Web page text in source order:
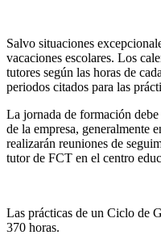
Salvo situaciones
vacaciones escolares. Los
tutores según las horas de
periodos citados para las
La jornada de formación
de la empresa, generalmente
realizarán reuniones de
tutor de FCT en el centro
Las prácticas de un Ciclo de
370 horas.